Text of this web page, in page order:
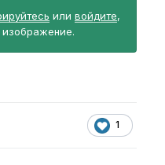
или войдите,
изображение.
1